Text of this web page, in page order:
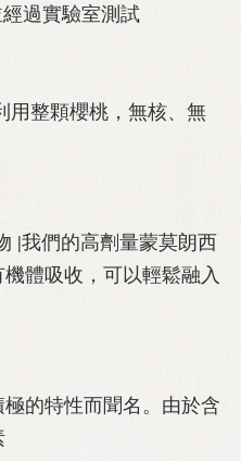
過實驗室測試
用整顆櫻桃，無核、無
|我們的高劑量蒙莫朗西
體吸收，可以輕鬆融入
的特性而聞名。由於含